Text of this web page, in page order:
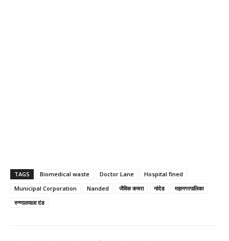
TAGS Biomedical waste Doctor Lane
Hospital fined
Municipal Corporation
Nanded जैविक कचरा नांदेड
महानगरपालिका
रुग्णालयाला दंड